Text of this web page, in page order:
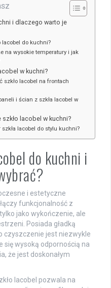
i dlaczego warto je
lacobel do kuchni?
na wysokie temperatury i jak
w kuchni?
szkło lacobel na frontach
i ścian z szkła lacobel w
lacobel w kuchni?
lacobel do stylu kuchni?
do kuchni i
i estetyczne
funkcjonalność z
jako wykończenie, ale
Posiada gładką
czyszczenie jest niezwykle
się wysoką odpornością na
że jest doskonałym
lacobel pozwala na